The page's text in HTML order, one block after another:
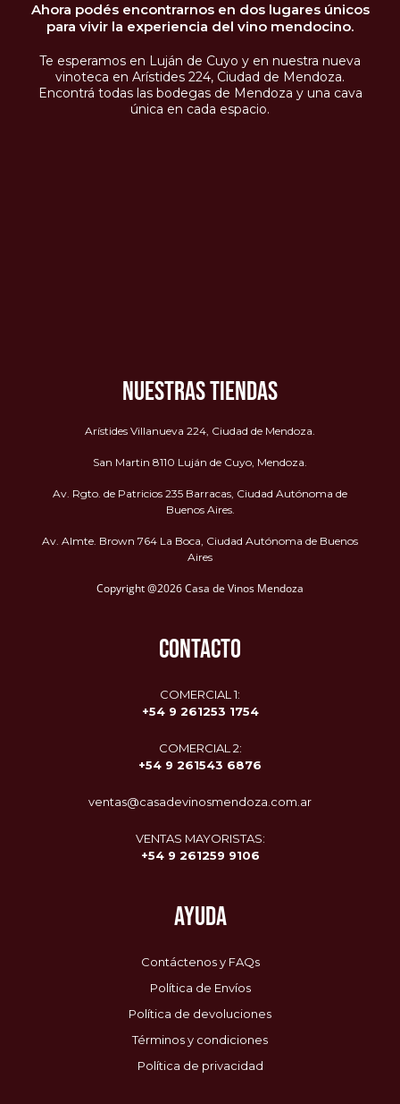
Ahora podés encontrarnos en dos lugares únicos
para vivir la experiencia del vino mendocino.
Te esperamos en Luján de Cuyo y en nuestra nueva
vinoteca en Arístides 224, Ciudad de Mendoza.
Encontrá todas las bodegas de Mendoza y una cava
única en cada espacio.
NUESTRAS TIENDAS
Arístides Villanueva 224, Ciudad de Mendoza.
San Martin 8110 Luján de Cuyo, Mendoza.
Av. Rgto. de Patricios 235 Barracas, Ciudad Autónoma de
Buenos Aires.
Av. Almte. Brown 764 La Boca, Ciudad Autónoma de Buenos
Aires
Copyright @2026 Casa de Vinos Mendoza
CONTACTO
COMERCIAL 1:
+54 9 261253 1754
COMERCIAL 2:
+54 9 261543 6876
ventas@casadevinosmendoza.com.ar
VENTAS MAYORISTAS:
+54 9 261259 9106
AYUDA
Contáctenos y FAQs
Política de Envíos
Política de devoluciones
Términos y condiciones
Política de privacidad